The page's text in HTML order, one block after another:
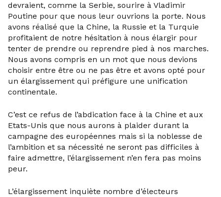
devraient, comme la Serbie, sourire à Vladimir
Poutine pour que nous leur ouvrions la porte. Nous
avons réalisé que la Chine, la Russie et la Turquie
profitaient de notre hésitation à nous élargir pour
tenter de prendre ou reprendre pied à nos marches.
Nous avons compris en un mot que nous devions
choisir entre être ou ne pas être et avons opté pour
un élargissement qui préfigure une unification
continentale.
C’est ce refus de l’abdication face à la Chine et aux
Etats-Unis que nous aurons à plaider durant la
campagne des européennes mais si la noblesse de
l’ambition et sa nécessité ne seront pas difficiles à
faire admettre, l’élargissement n’en fera pas moins
peur.
L’élargissement inquiète nombre d’électeurs